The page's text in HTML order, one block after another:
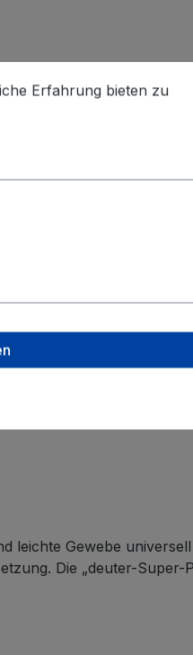
Gewebe
Die „deuter-
Erfahrung bieten zu
Erfahrung bieten zu